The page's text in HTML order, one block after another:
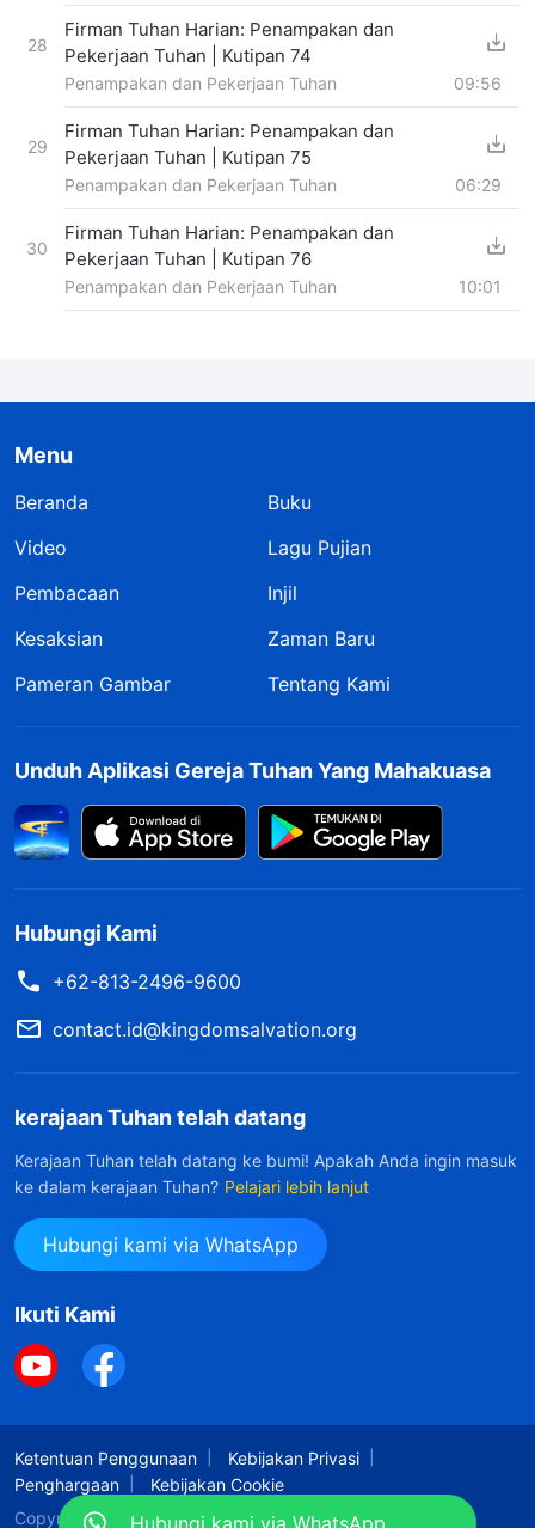
28
Firman Tuhan Harian: Penampakan dan
Pekerjaan Tuhan | Kutipan 74
Penampakan dan Pekerjaan Tuhan 09:56
29
Firman Tuhan Harian: Penampakan dan
Pekerjaan Tuhan | Kutipan 75
Penampakan dan Pekerjaan Tuhan 06:29
30
Firman Tuhan Harian: Penampakan dan
Pekerjaan Tuhan | Kutipan 76
Penampakan dan Pekerjaan Tuhan 10:01
Menu
Beranda
Buku
Video
Lagu Pujian
Pembacaan
Injil
Kesaksian
Zaman Baru
Pameran Gambar
Tentang Kami
Unduh Aplikasi Gereja Tuhan Yang Mahakuasa
Hubungi Kami
+62-813-2496-9600
contact.id@kingdomsalvation.org
kerajaan Tuhan telah datang
Kerajaan Tuhan telah datang ke bumi! Apakah Anda ingin masuk
ke dalam kerajaan Tuhan? Pelajari lebih lanjut
Hubungi kami via WhatsApp
Ikuti Kami
Ketentuan Penggunaan
Kebijakan Privasi
Penghargaan
Kebijakan Cookie
Copyright © 2026Gereja Tuhan Yang Mahakuasa.
Hubungi kami via WhatsApp